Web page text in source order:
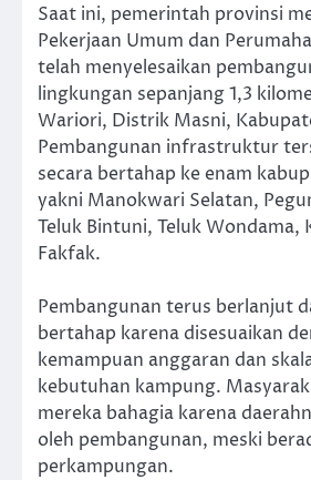
Saat ini, pemerintah provinsi
Pekerjaan Umum dan
telah menyelesaikan
lingkungan sepanjang 1,3
Wariori, Distrik Masni,
Pembangunan infrastruktur
secara bertahap ke enam
yakni Manokwari Selatan,
Teluk Bintuni, Teluk Wondama,
Fakfak.
Pembangunan terus berlanjut
bertahap karena disesuaikan
kemampuan anggaran dan
kebutuhan kampung.
mereka bahagia karena
oleh pembangunan, meski
perkampungan.